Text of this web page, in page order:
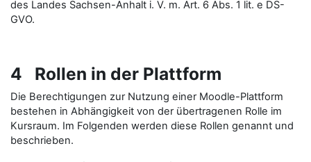
des Landes Sachsen-Anhalt i. V. m. Art. 6 Abs. 1 lit. e DS-
GVO.
4 Rollen in der Plattform
Die Berechtigungen zur Nutzung einer Moodle-Plattform
bestehen in Abhängigkeit von der übertragenen Rolle im
Kursraum. Im Folgenden werden diese Rollen genannt und
beschrieben.